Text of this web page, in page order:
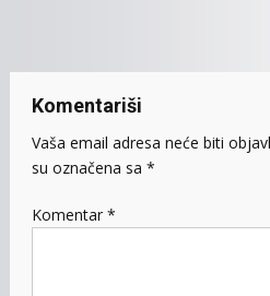
Komentariši
Vaša email adresa neće biti
su označena sa *
Komentar *